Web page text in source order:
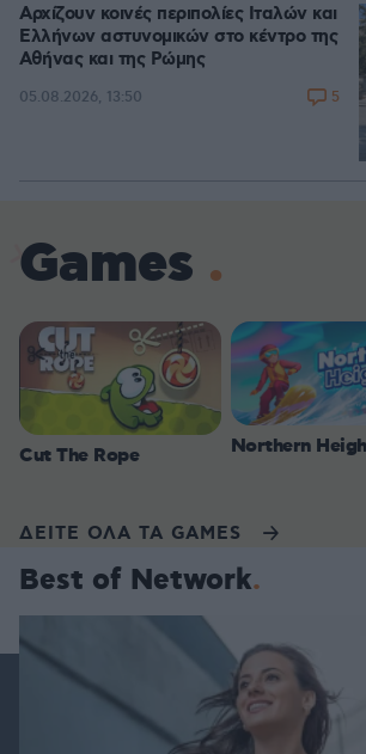
Αρχίζουν κοινές περιπολίες Ιταλών και
Ελλήνων αστυνομικών στο κέντρο της
Αθήνας και της Ρώμης
05.08.2026, 13:50 5
Games
Cut The Rope Northern
ΔΕΙΤΕ ΟΛΑ ΤΑ GAMES
Best of Network